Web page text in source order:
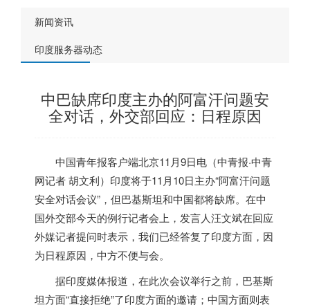
新闻资讯
印度服务器动态
中巴缺席印度主办的阿富汗问题安
全对话，外交部回应：日程原因
中国青年报客户端北京11月9日电（中青报·中青
网记者 胡文利） 印度将于11月10日主办“阿富汗问题
安全对话会议”，但巴基斯坦和中国都将缺席。在中
国外交部今天的例行记者会上，发言人汪文斌在回应
外媒记者提问时表示，我们已经答复了印度方面，因
为日程原因，中方不便与会。
据印度媒体报道，在此次会议举行之前，巴基斯
坦方面“直接拒绝”了印度方面的邀请；中国方面则表